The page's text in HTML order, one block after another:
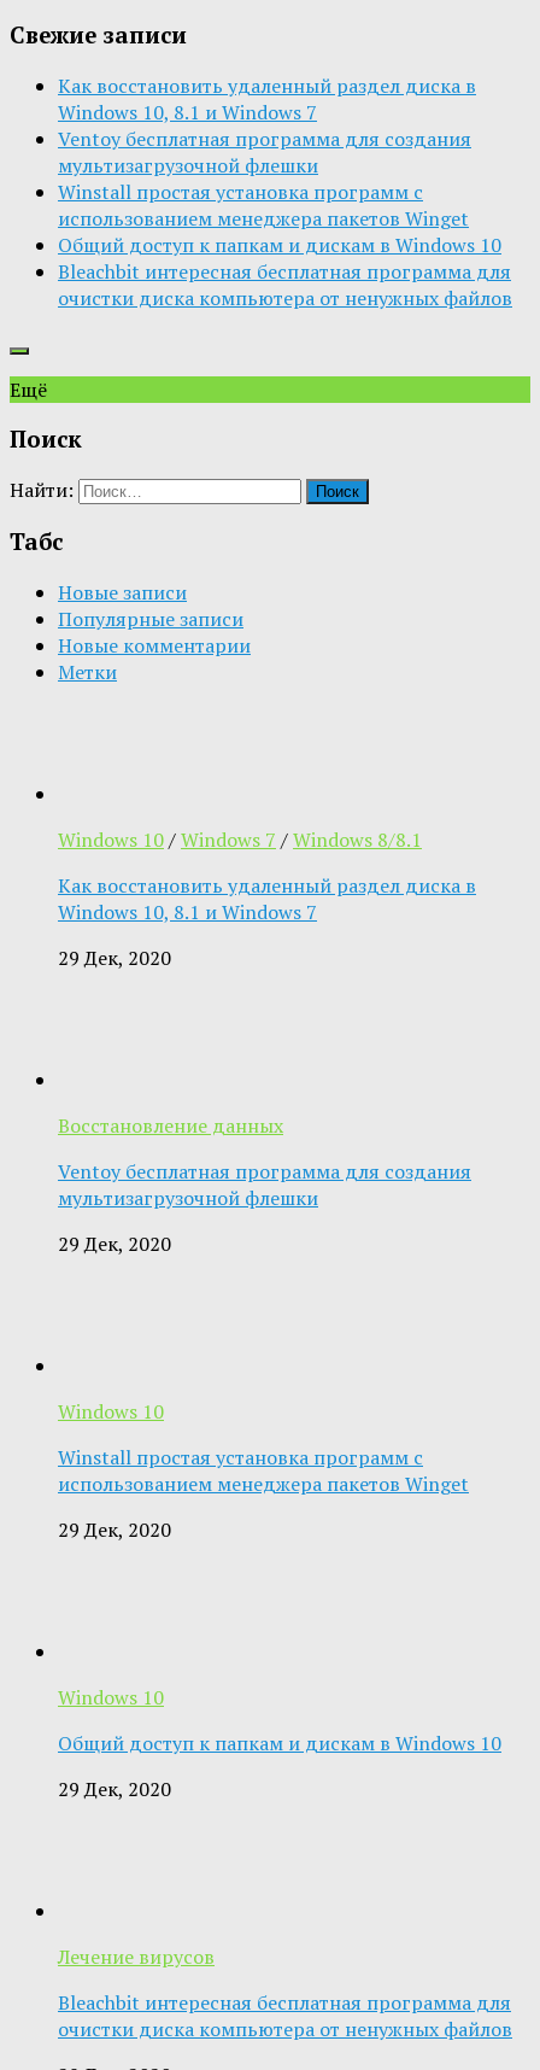
Свежие записи
Как восстановить удаленный раздел диска в
Windows 10, 8.1 и Windows 7
Ventoy бесплатная программа для создания
мультизагрузочной флешки
Winstall простая установка программ с
использованием менеджера пакетов Winget
Общий доступ к папкам и дискам в Windows 10
Bleachbit интересная бесплатная программа для
очистки диска компьютера от ненужных файлов
Ещё
Поиск
Найти:
Табс
Новые записи
Популярные записи
Новые комментарии
Метки
Windows 10/Windows 7 /Windows 8/8.1
Как восстановить удаленный раздел диска в
Windows 10, 8.1 и Windows 7
29 Дек, 2020
Восстановление данных
Ventoy бесплатная программа для создания
мультизагрузочной флешки
29 Дек, 2020
Windows 10
Winstall простая установка программ с
использованием менеджера пакетов Winget
29 Дек, 2020
Windows 10
Общий доступ к папкам и дискам в Windows 10
29 Дек, 2020
Лечение вирусов
Bleachbit интересная бесплатная программа для
очистки диска компьютера от ненужных файлов